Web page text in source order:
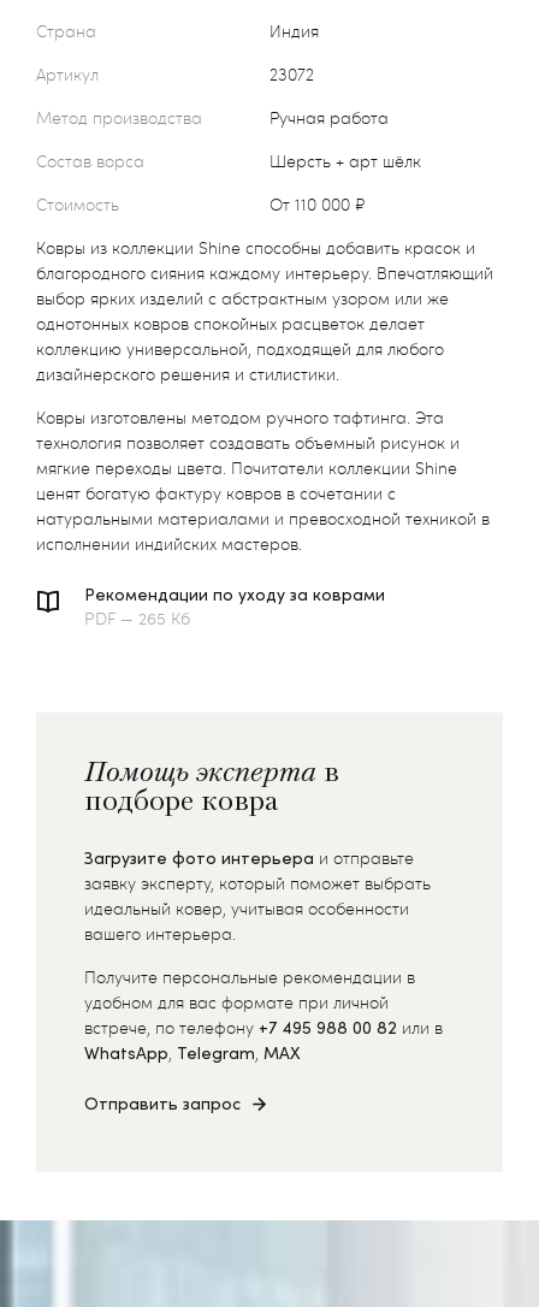
Страна
Индия
Артикул
23072
Метод производства
Ручная работа
Состав ворса
Шерсть + арт шёлк
Стоимость
от 110 000 ₽
Ковры из коллекции Shine способны добавить красок и
благородного сияния каждому интерьеру. Впечатляющий
выбор ярких изделий с абстрактным узором или же
однотонных ковров спокойных расцветок делает
коллекцию универсальной, подходящей для любого
дизайнерского решения и стилистики.
Ковры изготовлены методом ручного тафтинга. Эта
технология позволяет создавать объемный рисунок и
мягкие переходы цвета. Почитатели коллекции Shine
ценят богатую фактуру ковров в сочетании с
натуральными материалами и превосходной техникой в
исполнении индийских мастеров.
Рекомендации по уходу за коврами
PDF — 265 Кб
Помощь эксперта в
подборе ковра
Загрузите фото интерьера и отправьте
заявку эксперту, который поможет выбрать
идеальный ковер, учитывая особенности
вашего интерьера.
Получите персональные рекомендации в
удобном для вас формате при личной
встрече, по телефону +7 495 988 00 82 или в
WhatsApp, Telegram, MAX
Отправить запрос